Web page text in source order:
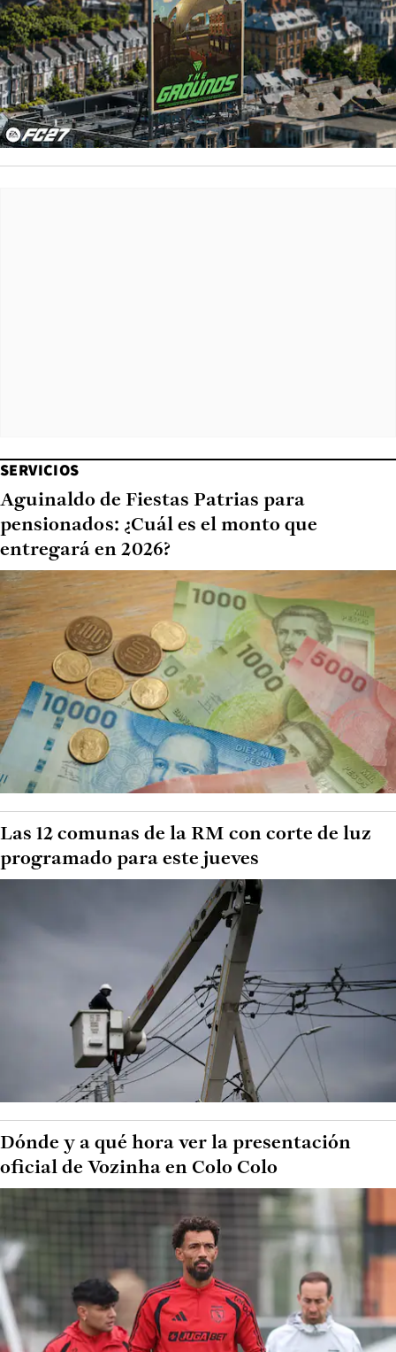
SERVICIOS
Aguinaldo de Fiestas Patrias para
pensionados: ¿Cuál es el monto que
entregará en 2026?
Las 12 comunas de la RM con corte de luz
programado para este jueves
Dónde y a qué hora ver la presentación
oficial de Vozinha en Colo Colo